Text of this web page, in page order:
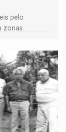
pelo
zonas